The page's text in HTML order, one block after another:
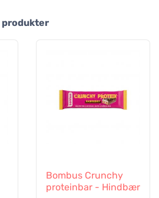
produkter
Bombus Crunchy
proteinbar - Hindbær